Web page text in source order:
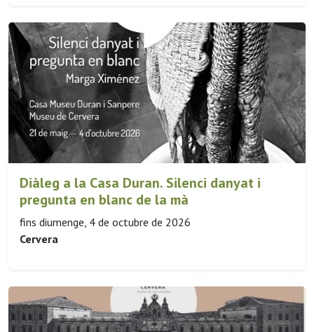
Diàleg a la Casa Duran. Silenci danyat i
pregunta en blanc de la mà
fins diumenge, 4 de octubre de 2026
Cervera